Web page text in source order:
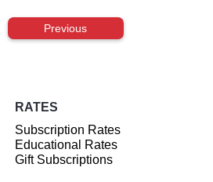
Previous
RATES
Subscription Rates
Educational Rates
Gift Subscriptions